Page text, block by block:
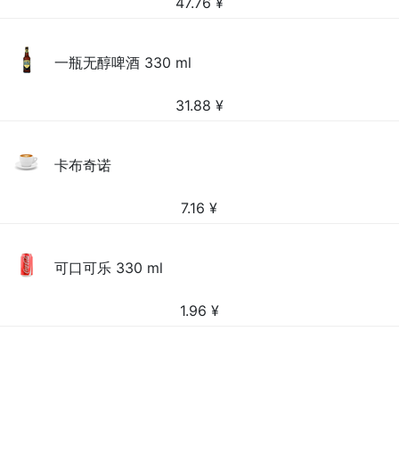
一瓶无醇啤酒 330 ml
31.88 ¥
卡布奇诺
7.16 ¥
可口可乐 330 ml
1.96 ¥